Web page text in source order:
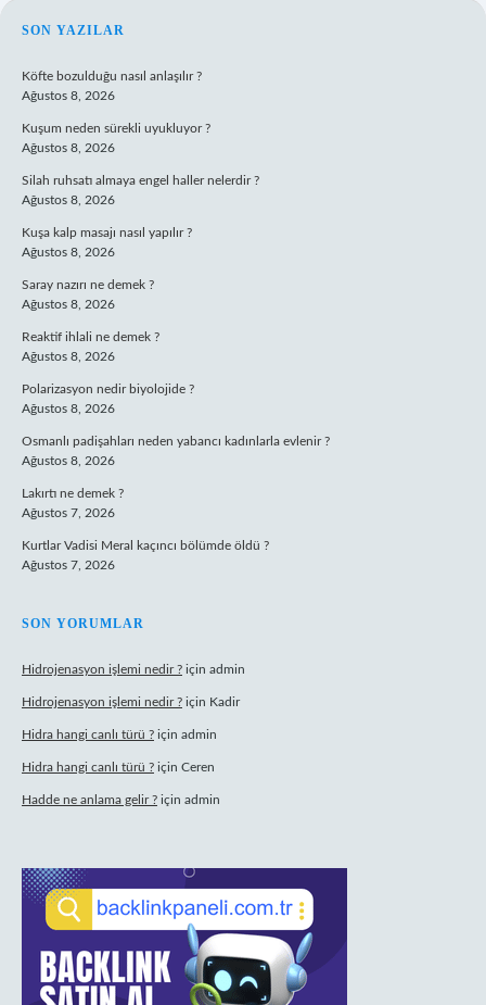
SIDEBAR
SON YAZILAR
Köfte bozulduğu nasıl anlaşılır ?
Ağustos 8, 2026
Kuşum neden sürekli uyukluyor ?
Ağustos 8, 2026
Silah ruhsatı almaya engel haller nelerdir ?
Ağustos 8, 2026
Kuşa kalp masajı nasıl yapılır ?
Ağustos 8, 2026
Saray nazırı ne demek ?
Ağustos 8, 2026
Reaktif ihlali ne demek ?
Ağustos 8, 2026
Polarizasyon nedir biyolojide ?
Ağustos 8, 2026
Osmanlı padişahları neden yabancı kadınlarla evlenir ?
Ağustos 8, 2026
Lakırtı ne demek ?
Ağustos 7, 2026
Kurtlar Vadisi Meral kaçıncı bölümde öldü ?
Ağustos 7, 2026
SON YORUMLAR
Hidrojenasyon işlemi nedir ? için admin
Hidrojenasyon işlemi nedir ? için Kadir
Hidra hangi canlı türü ? için admin
Hidra hangi canlı türü ? için Ceren
Hadde ne anlama gelir ? için admin